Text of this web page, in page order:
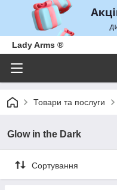
Lady Arms ®
Товари та послуги
Glow in the Dark
Сортування